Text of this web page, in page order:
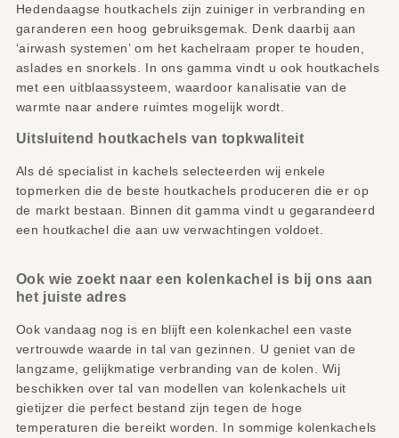
Hedendaagse houtkachels zijn zuiniger in verbranding en
garanderen een hoog gebruiksgemak. Denk daarbij aan
‘airwash systemen’ om het kachelraam proper te houden,
aslades en snorkels. In ons gamma vindt u ook houtkachels
met een uitblaassysteem, waardoor kanalisatie van de
warmte naar andere ruimtes mogelijk wordt.
Uitsluitend houtkachels van topkwaliteit
Als dé specialist in kachels selecteerden wij enkele
topmerken die de beste houtkachels produceren die er op
de markt bestaan. Binnen dit gamma vindt u gegarandeerd
een houtkachel die aan uw verwachtingen voldoet.
Ook wie zoekt naar een kolenkachel is bij ons aan
het juiste adres
Ook vandaag nog is en blijft een kolenkachel een vaste
vertrouwde waarde in tal van gezinnen. U geniet van de
langzame, gelijkmatige verbranding van de kolen. Wij
beschikken over tal van modellen van kolenkachels uit
gietijzer die perfect bestand zijn tegen de hoge
temperaturen die bereikt worden. In sommige kolenkachels